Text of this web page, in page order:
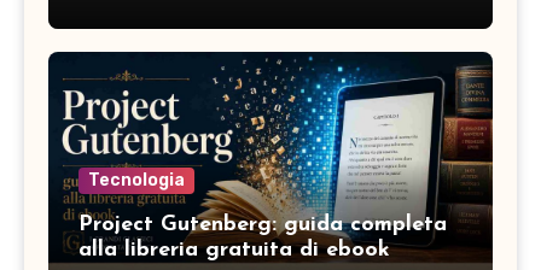
Tecnologia
Project Gutenberg: guida completa
alla libreria gratuita di ebook